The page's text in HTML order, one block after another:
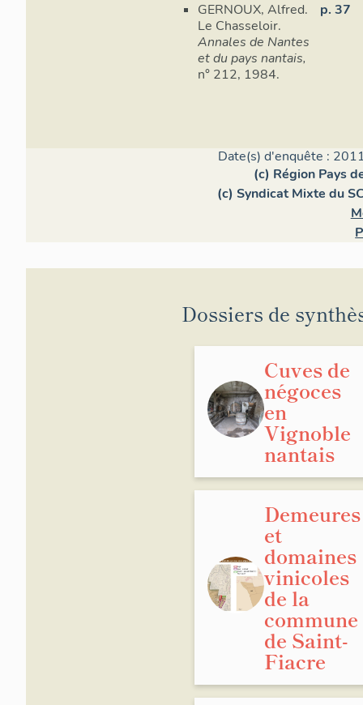
GERNOUX, Alfred.
Le Chasseloir.
Annales de Nantes
et du pays nantais,
n° 212, 1984.
p. 37
Date(s) d'enquête :
(c) Région Pays
(c) Syndicat Mixte du
Dossiers de
Cuves de
négoces
en
Vignoble
nantais
Demeures
et
domaines
vinicoles
de la
commune
de Saint-
Fiacre